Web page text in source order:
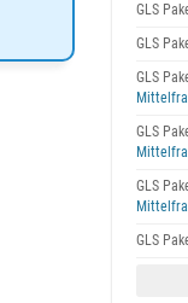
GLS
GLS
GLS
GLS
GLS
GLS